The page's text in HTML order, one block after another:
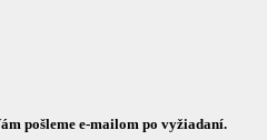
pošleme e-mailom po vyžiadaní.